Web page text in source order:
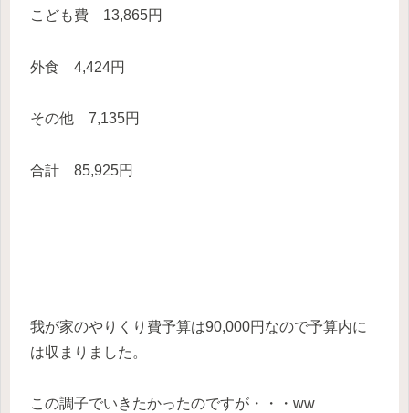
こども費 13,865円
外食 4,424円
その他 7,135円
合計 85,925円
我が家のやりくり費予算は90,000円なので予算内に
は収まりました。
この調子でいきたかったのですが・・・ww